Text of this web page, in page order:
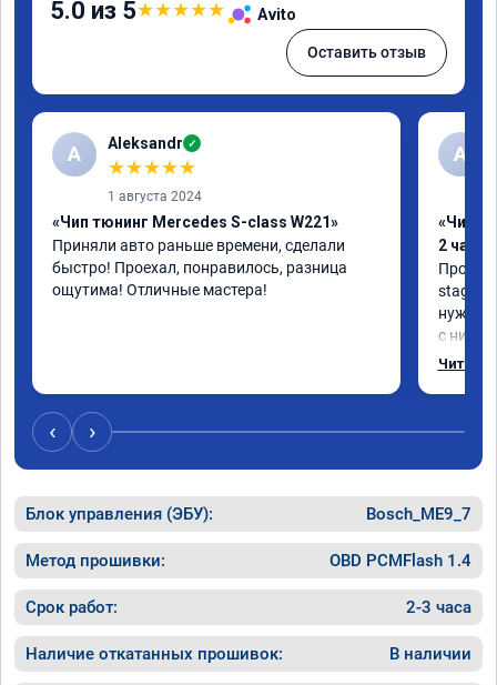
5.0 из 5★★★★★ Avito
Оставить отзыв
A Aleksandr ✓
★★★★★
1 августа 2024
«Чип тюнинг Mercedes S-class W221»
Приняли авто раньше времени, сделали
быстро! Проехал, понравилось, разница
ощутима! Отличные мастера!
А
«Чип
2 часа»
stage
нужно:
с
Одни
Читать
‹ ›
Блок управления (ЭБУ): Bosch_ME9_7
Метод прошивки: OBD PCMFlash 1.4
Срок работ: 2-3 часа
Наличие откатанных прошивок: В наличии